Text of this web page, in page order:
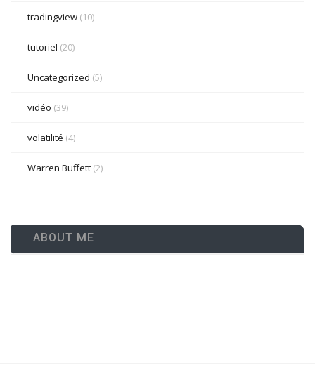
tradingview (10)
tutoriel (20)
Uncategorized (5)
vidéo (39)
volatilité (4)
Warren Buffett (2)
ABOUT ME